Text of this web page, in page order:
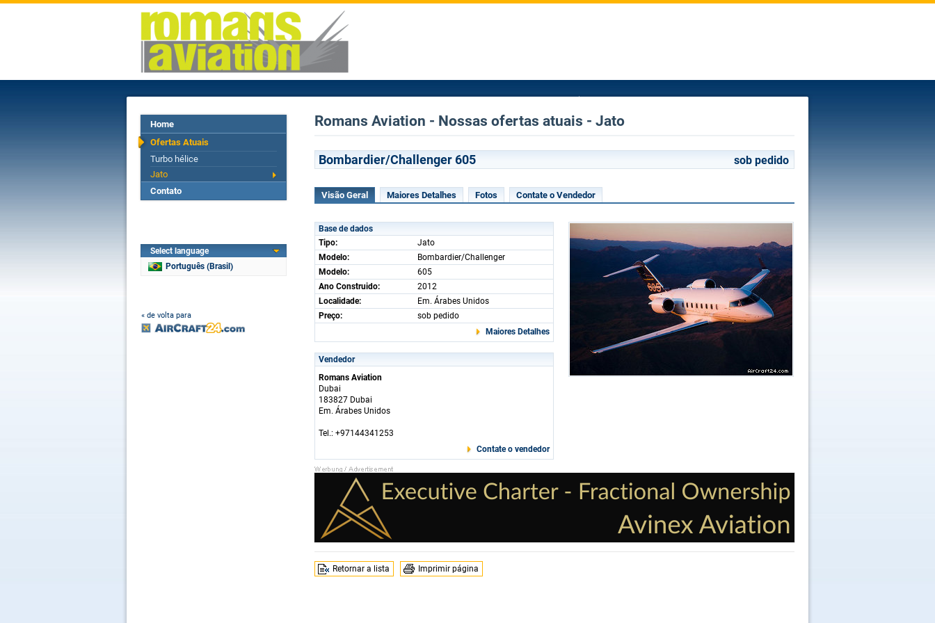
Home
Ofertas Atuais
Turbo hélice
Jato
Contato
Select language
Português (Brasil)
« de volta para
Romans Aviation - Nossas ofertas atuais - Jato
Bombardier/Challenger 605 sob pedido
Visão Geral Maiores Detalhes Fotos Contate o Vendedor
Base de dados
Tipo:
Jato
Modelo:
Bombardier/Challenger
Modelo:
605
Ano Construido:
2012
Localidade:
Em. Árabes Unidos
Preço:
sob pedido
Maiores Detalhes
Vendedor
Romans Aviation
Dubai
183827 Dubai
Em. Árabes Unidos
Tel.: +97144341253
Contate o vendedor
Retornar a lista Imprimir página